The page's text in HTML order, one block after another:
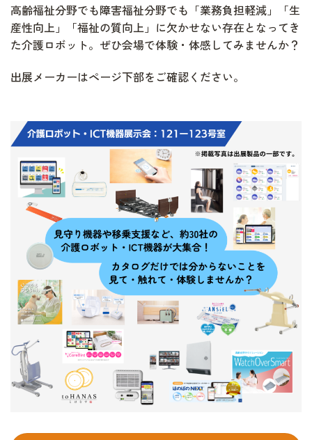
高齢福祉分野でも障害福祉分野でも「業務負担軽減」「生
産性向上」「福祉の質向上」に欠かせない存在となってき
た介護ロボット。ぜひ会場で体験・体感してみませんか？
出展メーカーはページ下部をご確認ください。